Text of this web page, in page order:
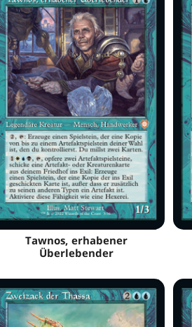
Tawnos, erhabener
Überlebender